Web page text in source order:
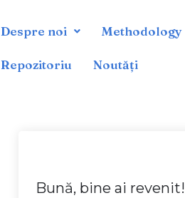
Despre noi Methodology
Repozitoriu Noutăți
Bună, bine ai revenit!